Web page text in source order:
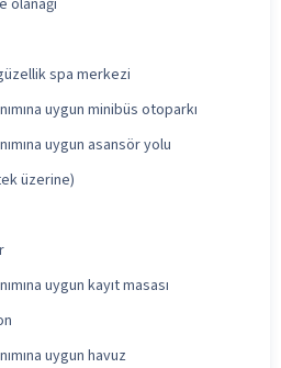
spa merkezi
uygun minibüs otoparkı
uygun asansör yolu
üzerine)
uygun kayıt masası
uygun havuz